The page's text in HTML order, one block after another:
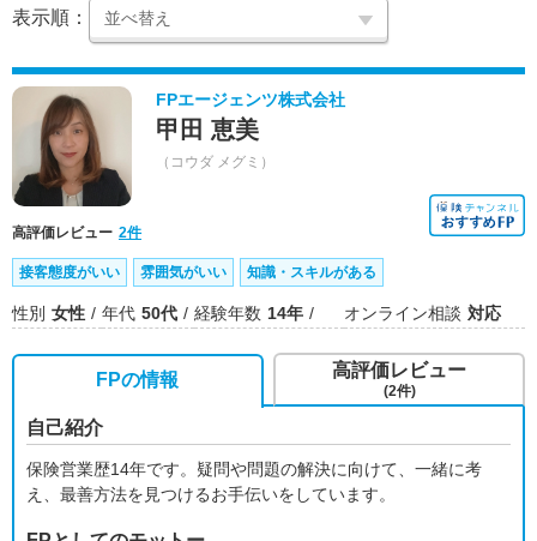
表示順：
FPエージェンツ株式会社
甲田 恵美
（コウダ メグミ）
高評価レビュー 2件
接客態度がいい 雰囲気がいい 知識・スキルがある
性別 女性 年代 50代 経験年数 14年 オンライン相談 対応
FPの情報
自己紹介
保険営業歴14年です。疑問や問題の解決に向けて、一緒に考
え、最善方法を見つけるお手伝いをしています。
高評価レビュー
(2件)